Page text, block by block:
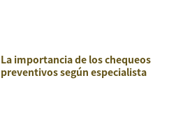
La importancia de los chequeos
preventivos según especialista